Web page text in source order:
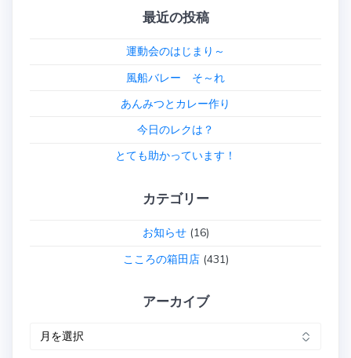
最近の投稿
運動会のはじまり～
風船バレー そ～れ
あんみつとカレー作り
今日のレクは？
とても助かっています！
カテゴリー
お知らせ(16)
こころの箱田店(431)
アーカイブ